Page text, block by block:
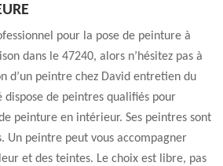
pour la pose de peinture à
dans le 47240, alors n’hésitez pas à
d’un peintre chez David entretien du
dispose de peintres qualifiés pour
peinture en intérieur. Ses peintres sont
Un peintre peut vous accompagner
et des teintes. Le choix est libre, pas